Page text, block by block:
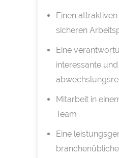
Einen
sicheren
Eine
interessante und
Mitarbeit in
Team
Eine